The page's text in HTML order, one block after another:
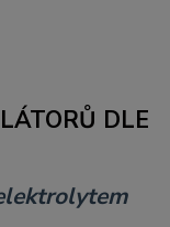
DLE